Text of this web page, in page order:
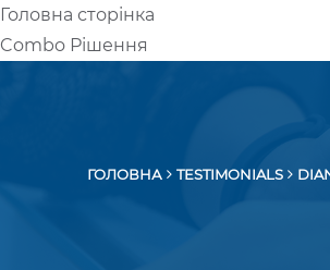
Головна сторінка
Combo Рішення
ГОЛОВНА TESTIMONIALS